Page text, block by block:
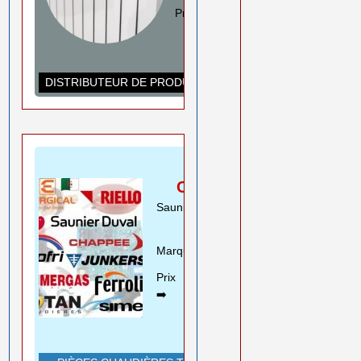
Prix ➡️
DISTRIBUTEUR DE PRODUITS DE CHAUFFAGE
CHAUDIÈRES
Saunier Duval Riello Beretta
Marques➡️
Prix
➡️